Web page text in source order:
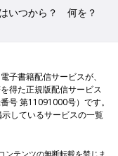
いつから？ 何を？
子書籍配信サービスが、
得た正規版配信サービス
号 第11091000号）です。
しているサービスの一覧
ンテンツの無断転載を禁じま